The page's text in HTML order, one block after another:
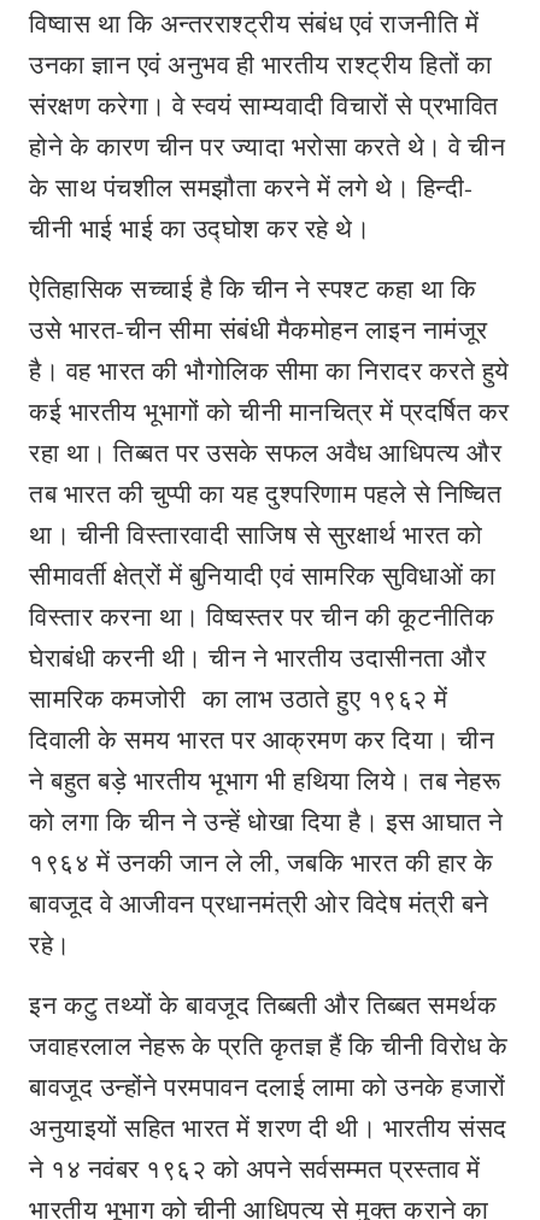
विष्वास था कि अन्तरराश्ट्रीय संबंध एवं राजनीति में
उनका ज्ञान एवं अनुभव ही भारतीय राश्ट्रीय हितों का
संरक्षण करेगा। वे स्वयं साम्यवादी विचारों से प्रभावित
होने के कारण चीन पर ज्यादा भरोसा करते थे। वे चीन
के साथ पंचशील समझौता करने में लगे थे। हिन्दी-
चीनी भाई भाई का उद्घोश कर रहे थे।
ऐतिहासिक सच्चाई है कि चीन ने स्पश्ट कहा था कि
उसे भारत-चीन सीमा संबंधी मैकमोहन लाइन नामंजूर
है। वह भारत की भौगोलिक सीमा का निरादर करते हुये
कई भारतीय भूभागों को चीनी मानचित्र में प्रदर्षित कर
रहा था। तिब्बत पर उसके सफल अवैध आधिपत्य और
तब भारत की चुप्पी का यह दुश्परिणाम पहले से निष्चित
था। चीनी विस्तारवादी साजिष से सुरक्षार्थ भारत को
सीमावर्ती क्षेत्रों में बुनियादी एवं सामरिक सुविधाओं का
विस्तार करना था। विष्वस्तर पर चीन की कूटनीतिक
घेराबंधी करनी थी। चीन ने भारतीय उदासीनता और
सामरिक कमजोरी का लाभ उठाते हुए १९६२ में
दिवाली के समय भारत पर आक्रमण कर दिया। चीन
ने बहुत बड़े भारतीय भूभाग भी हथिया लिये। तब नेहरू
को लगा कि चीन ने उन्हें धोखा दिया है। इस आघात ने
१९६४ में उनकी जान ले ली, जबकि भारत की हार के
बावजूद वे आजीवन प्रधानमंत्री ओर विदेष मंत्री बने
रहे।
इन कटु तथ्यों के बावजूद तिब्बती और तिब्बत समर्थक
जवाहरलाल नेहरू के प्रति कृतज्ञ हैं कि चीनी विरोध के
बावजूद उन्होंने परमपावन दलाई लामा को उनके हजारों
अनुयाइयों सहित भारत में शरण दी थी। भारतीय संसद
ने १४ नवंबर १९६२ को अपने सर्वसम्मत प्रस्ताव में
भारतीय भूभाग को चीनी आधिपत्य से मुक्त कराने का